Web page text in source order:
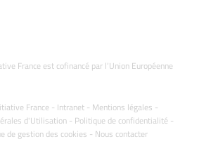
France est cofinancé par l’Union Européenne
France - Intranet- Mentions légales -
d'Utilisation - Politique de confidentialité -
de gestion des cookies - Nous contacter